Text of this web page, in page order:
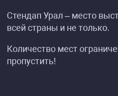
Стендап Урал – место
всей страны и не только.
Количество мест
пропустить!